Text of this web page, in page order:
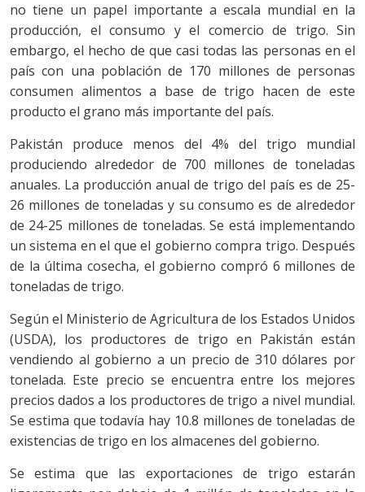
no tiene un papel importante a escala mundial en la
producción, el consumo y el comercio de trigo. Sin
embargo, el hecho de que casi todas las personas en el
país con una población de 170 millones de personas
consumen alimentos a base de trigo hacen de este
producto el grano más importante del país.
Pakistán produce menos del 4% del trigo mundial
produciendo alrededor de 700 millones de toneladas
anuales. La producción anual de trigo del país es de 25-
26 millones de toneladas y su consumo es de alrededor
de 24-25 millones de toneladas. Se está implementando
un sistema en el que el gobierno compra trigo. Después
de la última cosecha, el gobierno compró 6 millones de
toneladas de trigo.
Según el Ministerio de Agricultura de los Estados Unidos
(USDA), los productores de trigo en Pakistán están
vendiendo al gobierno a un precio de 310 dólares por
tonelada. Este precio se encuentra entre los mejores
precios dados a los productores de trigo a nivel mundial.
Se estima que todavía hay 10.8 millones de toneladas de
existencias de trigo en los almacenes del gobierno.
Se estima que las exportaciones de trigo estarán